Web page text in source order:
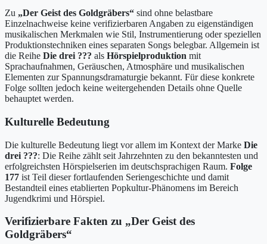
Zu „Der Geist des Goldgräbers“ sind ohne belastbare
Einzelnachweise keine verifizierbaren Angaben zu eigenständigen
musikalischen Merkmalen wie Stil, Instrumentierung oder speziellen
Produktionstechniken eines separaten Songs belegbar. Allgemein ist
die Reihe Die drei ??? als Hörspielproduktion mit
Sprachaufnahmen, Geräuschen, Atmosphäre und musikalischen
Elementen zur Spannungsdramaturgie bekannt. Für diese konkrete
Folge sollten jedoch keine weitergehenden Details ohne Quelle
behauptet werden.
Kulturelle Bedeutung
Die kulturelle Bedeutung liegt vor allem im Kontext der Marke Die
drei ???: Die Reihe zählt seit Jahrzehnten zu den bekanntesten und
erfolgreichsten Hörspielserien im deutschsprachigen Raum. Folge
177 ist Teil dieser fortlaufenden Seriengeschichte und damit
Bestandteil eines etablierten Popkultur-Phänomens im Bereich
Jugendkrimi und Hörspiel.
Verifizierbare Fakten zu „Der Geist des
Goldgräbers“